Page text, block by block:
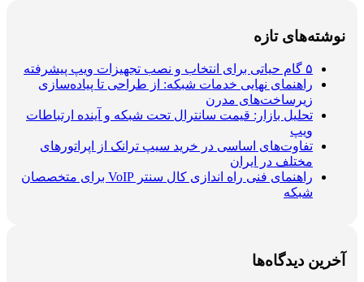
نوشته‌های تازه
۵ گام حیاتی برای انتخاب و نصب تجهیزات ویپ پیشرفته
راهنمای نهایی خدمات شبکه: از طراحی تا پیاده‌سازی
زیرساخت‌های مدرن
تحلیل بازار: قیمت سانترال تحت شبکه و آینده ارتباطات
ویپ
تفاوت‌های اساسی در خرید سیپ ترانک از اپراتورهای
مختلف در ایران
راهنمای فنی راه اندازی کال سنتر VoIP برای متخصصان
شبکه
آخرین دیدگاه‌ها